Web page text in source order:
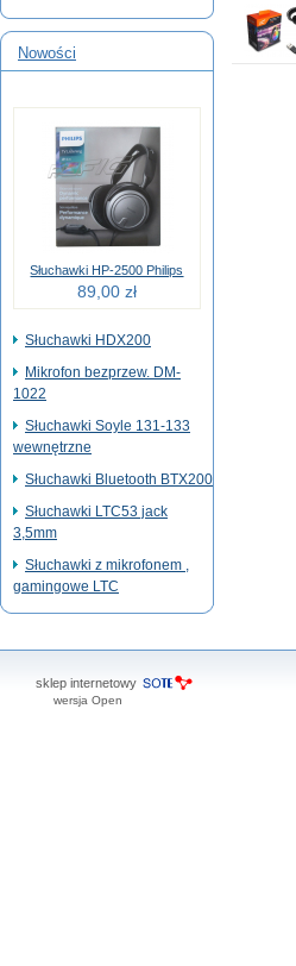
Nowości
Słuchawki HP-2500 Philips
89,00 zł
Słuchawki HDX200
Mikrofon bezprzew. DM-
1022
Słuchawki Soyle 131-133
wewnętrzne
Słuchawki Bluetooth BTX200
Słuchawki LTC53 jack
3,5mm
Słuchawki z mikrofonem ,
gamingowe LTC
sklep internetowy
wersja Open